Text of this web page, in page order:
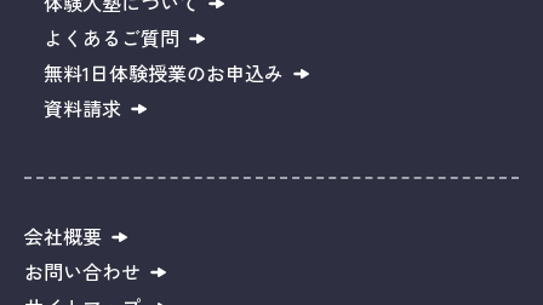
よくあるご質問
無料1日体験授業のお申込み
資料請求
会社概要
お問い合わせ